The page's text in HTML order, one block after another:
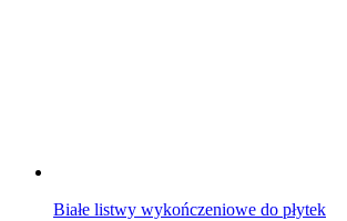
Białe listwy wykończeniowe do płytek